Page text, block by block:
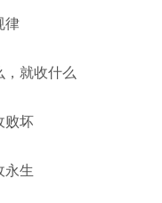
律
，就收什么
败坏
永生